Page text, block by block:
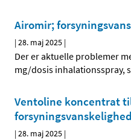
Airomir;
|28. maj 2025 |
Der er aktuelle problemer
mg/dosis inhalationsspray,
Ventoline koncentrat
forsyningsvanskelighed
|28. maj 2025 |